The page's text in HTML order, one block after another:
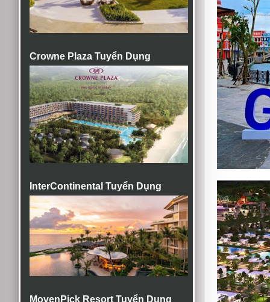
Crowne Plaza Tuyển Dụng
InterContinental Tuyển Dụng
MovenPick Resort Tuyển Dụng